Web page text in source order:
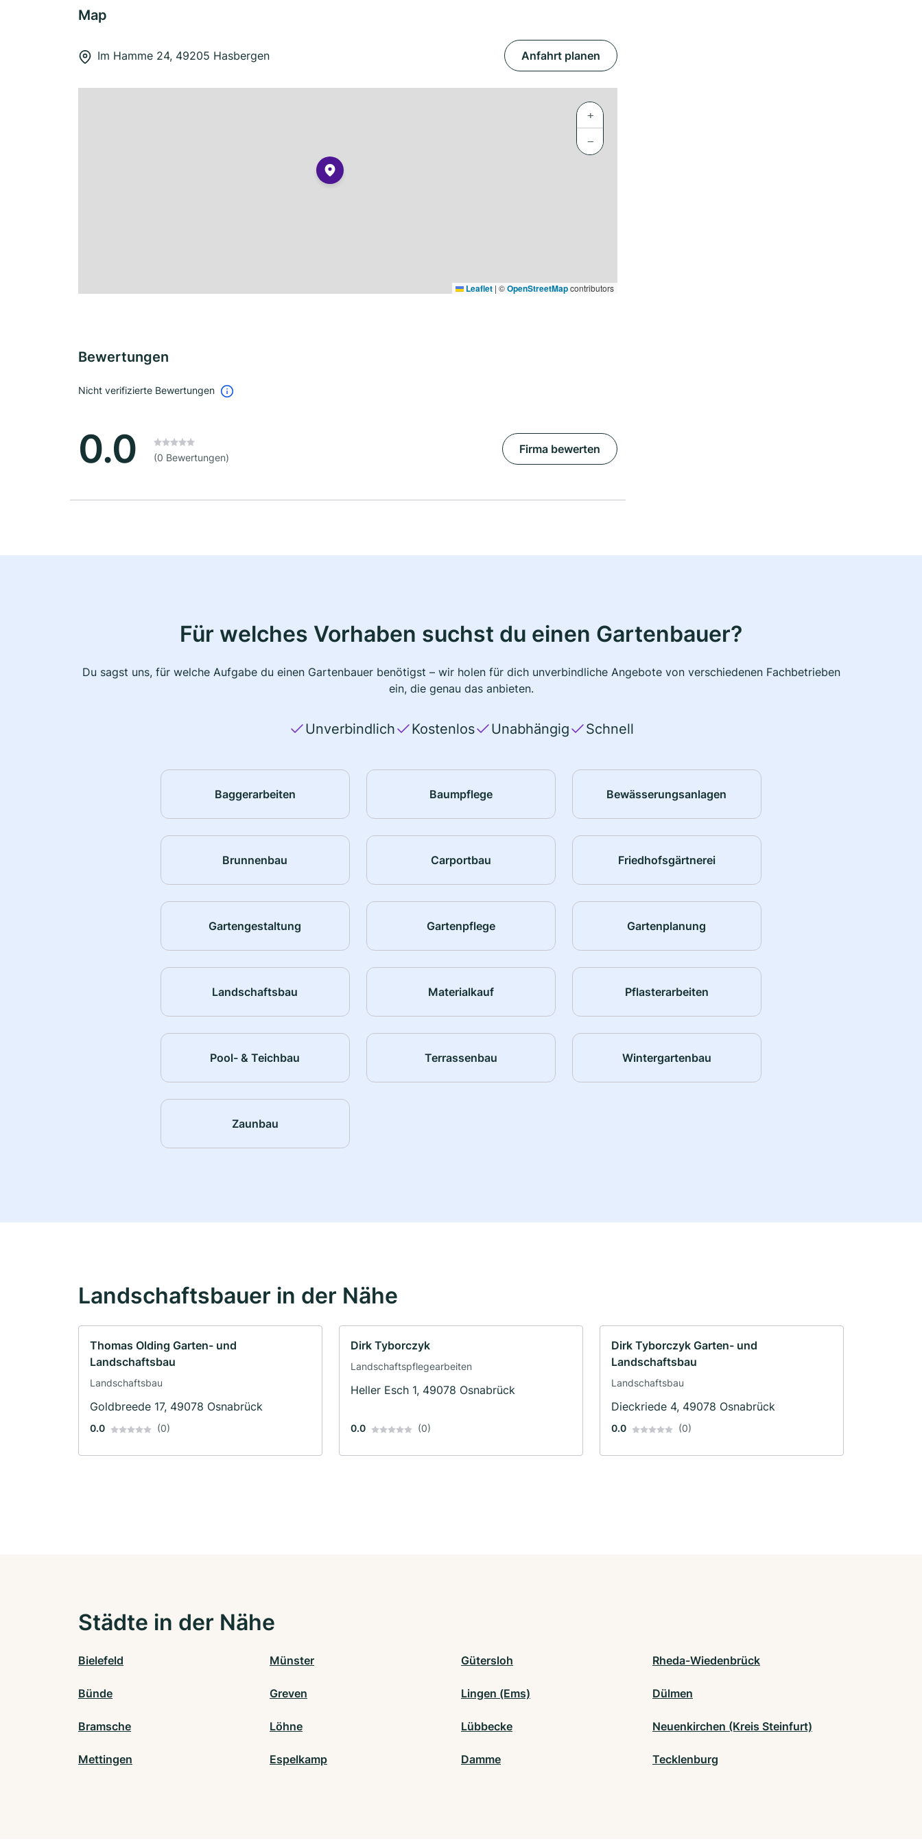
Map
Im Hamme 24, 49205 Hasbergen Anfahrt planen
+
−
Leaflet | ©OpenStreetMapcontributors
Bewertungen
Nicht verifizierte Bewertungen
0.0 (0 Bewertungen)
Firma bewerten
Für welches Vorhaben suchst du einen Gartenbauer?
Du sagst uns, für welche Aufgabe du einen Gartenbauer benötigst – wir holen für dich unverbindliche Angebote von verschiedenen Fachbetrieben
ein, die genau das anbieten.
Unverbindlich Kostenlos Unabhängig Schnell
Baggerarbeiten Baumpflege Bewässerungsanlagen
Brunnenbau Carportbau Friedhofsgärtnerei
Gartengestaltung Gartenpflege Gartenplanung
Landschaftsbau Materialkauf Pflasterarbeiten
Pool- & Teichbau Terrassenbau Wintergartenbau
Zaunbau
Landschaftsbauer in der Nähe
Thomas Olding Garten- und
Landschaftsbau
Landschaftsbau
Goldbreede 17, 49078 Osnabrück
0.0 (0)
Dirk Tyborczyk
Landschaftspflegearbeiten
Heller Esch 1, 49078 Osnabrück
0.0 (0)
Dirk Tyborczyk Garten- und
Landschaftsbau
Landschaftsbau
Dieckriede 4, 49078 Osnabrück
0.0 (0)
Städte in der Nähe
Bielefeld Münster Gütersloh Rheda-Wiedenbrück
Bünde Greven Lingen (Ems) Dülmen
Bramsche Löhne Lübbecke Neuenkirchen (Kreis Steinfurt)
Mettingen Espelkamp Damme Tecklenburg